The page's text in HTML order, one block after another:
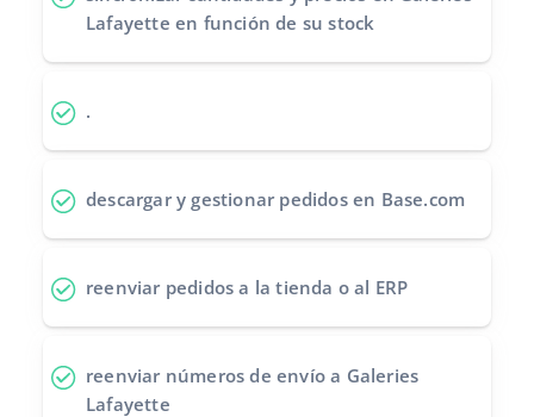
Lafayette en función de su stock
.
descargar y gestionar pedidosen Base.com
reenviar pedidos a la tienda o al ERP
reenviar números de envío a Galeries
Lafayette